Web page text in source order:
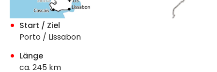
Start / Ziel
Porto / Lissabon
Länge
ca. 245 km